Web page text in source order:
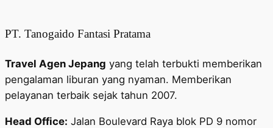
PT. Tanogaido Fantasi Pratama
Travel Agen Jepang yang telah terbukti memberikan
pengalaman liburan yang nyaman. Memberikan
pelayanan terbaik sejak tahun 2007.
Head Office: Jalan Boulevard Raya blok PD 9 nomor